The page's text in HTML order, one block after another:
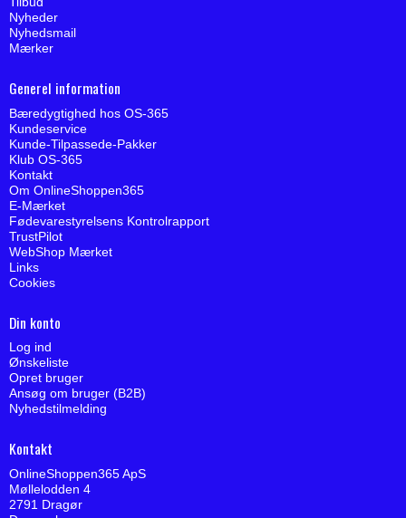
Nyheder
Nyhedsmail
Mærker
Generel information
Bæredygtighed hos OS-365
Kundeservice
Kunde-Tilpassede-Pakker
Klub OS-365
Kontakt
Om OnlineShoppen365
E-Mærket
Fødevarestyrelsens Kontrolrapport
TrustPilot
WebShop Mærket
Links
Cookies
Din konto
Log ind
Ønskeliste
Opret bruger
Ansøg om bruger (B2B)
Nyhedstilmelding
Kontakt
OnlineShoppen365 ApS
Møllelodden 4
2791 Dragør